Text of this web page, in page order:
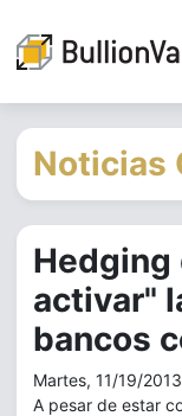
Noticias
Hedging
activar"
bancos
Martes, 11/19/
A pesar de estar